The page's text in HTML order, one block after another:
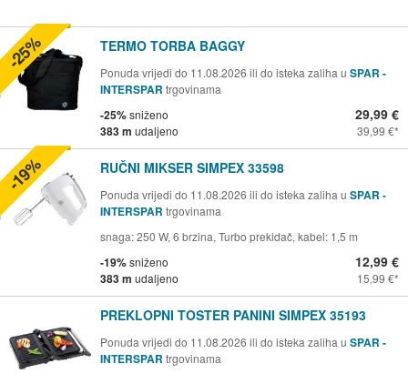
TERMO TORBA BAGGY
Ponuda vrijedi do 11.08.2026 ili do isteka zaliha u SPAR -
INTERSPAR trgovinama
-25%sniženo
383 m udaljeno
29,99 €
39,99 €
-25%
RUČNI MIKSER SIMPEX 33598
Ponuda vrijedi do 11.08.2026 ili do isteka zaliha u SPAR -
INTERSPAR trgovinama
snaga: 250 W, 6 brzina, Turbo prekidač, kabel: 1,5 m
-19%sniženo
383 m udaljeno
12,99 €
15,99 €
-19%
PREKLOPNI TOSTER PANINI SIMPEX 35193
Ponuda vrijedi do 11.08.2026 ili do isteka zaliha u SPAR -
INTERSPAR trgovinama